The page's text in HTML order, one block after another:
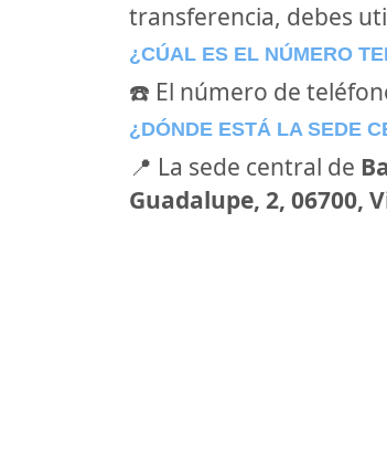
transferencia, debes
¿CÚAL ES EL NÚMERO
☎️ El número de
¿DÓNDE ESTÁ LA SEDE
📍 La sede central de
Guadalupe, 2, 06700,